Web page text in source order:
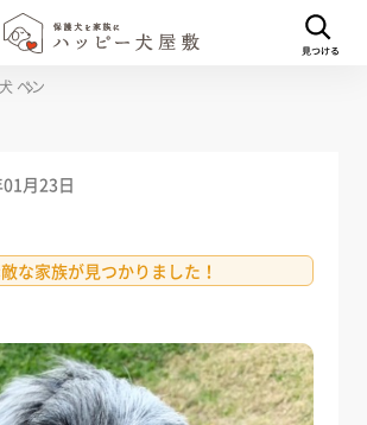
ペン
月23日
な家族が見つかりました！